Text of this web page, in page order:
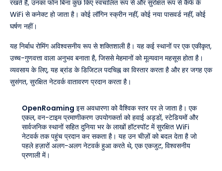
रखते हैं, उनका फोन बिना कुछ किए स्वचालित रूप से और सुरक्षित रूप से कैफे के
WiFi से कनेक्ट हो जाता है। कोई लॉगिन स्क्रीन नहीं, कोई नया पासवर्ड नहीं, कोई
घर्षण नहीं।
यह निर्बाध रोमिंग अविश्वसनीय रूप से शक्तिशाली है। यह कई स्थानों पर एक एकीकृत,
उच्च-गुणवत्ता वाला अनुभव बनाता है, जिससे मेहमानों को मूल्यवान महसूस होता है।
व्यवसाय के लिए, यह ब्रांड के डिजिटल पदचिह्न का विस्तार करता है और हर जगह एक
सुसंगत, सुरक्षित नेटवर्क वातावरण प्रदान करता है।
OpenRoaming इस अवधारणा को वैश्विक स्तर पर ले जाता है। एक
एकल, वन-टाइम प्रमाणीकरण उपयोगकर्ता को हवाई अड्डों, स्टेडियमों और
सार्वजनिक स्थानों सहित दुनिया भर के लाखों हॉटस्पॉट में सुरक्षित WiFi
नेटवर्क तक पहुंच प्रदान कर सकता है। यह उन चीज़ों को बदल देता है जो
पहले हज़ारों अलग-अलग नेटवर्क हुआ करते थे, एक एकजुट, विश्वसनीय
प्रणाली में।